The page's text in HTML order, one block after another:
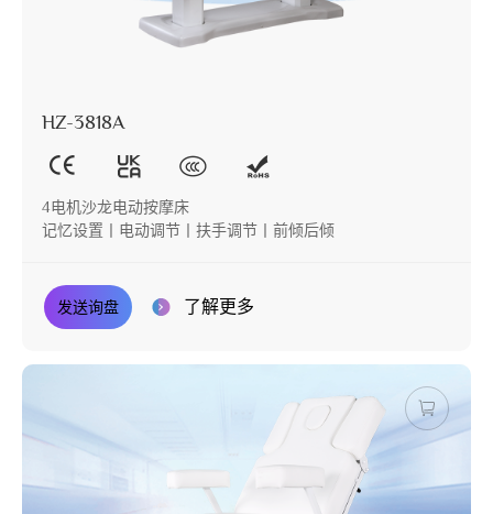
HZ-3818A
4电机沙龙电动按摩床
记忆设置丨电动调节丨扶手调节丨前倾后倾
发送询盘 了解更多